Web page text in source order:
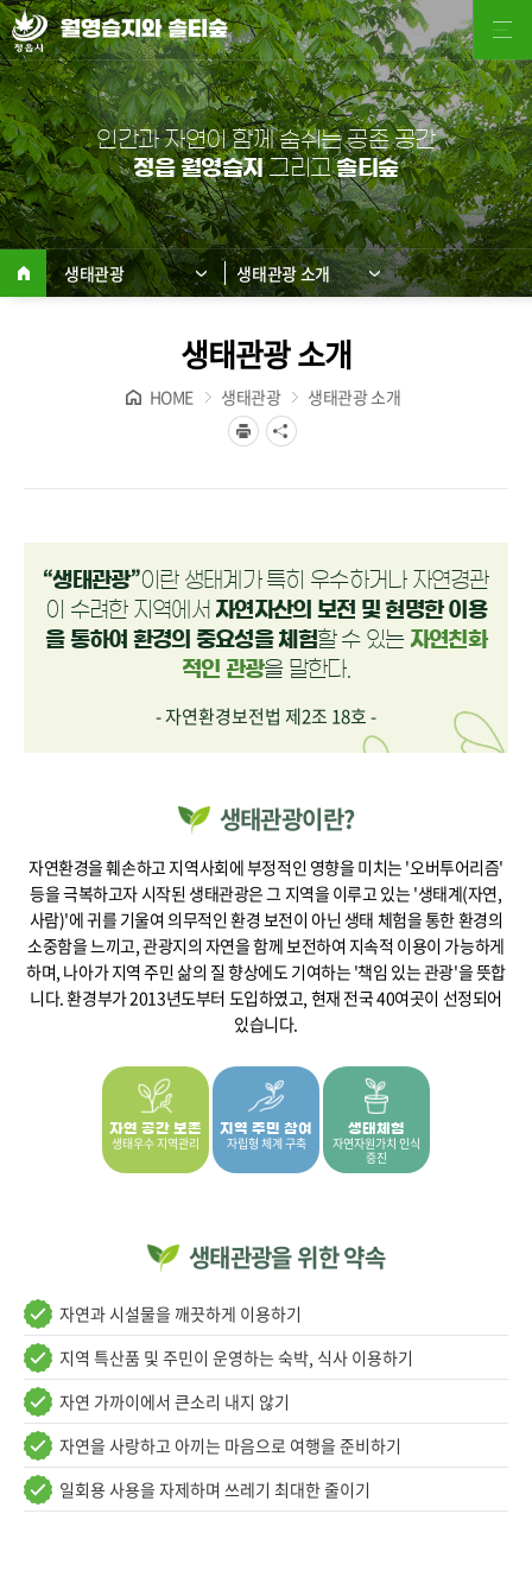
월영습지와 솔티숲
인간과 자연이 함께 숨쉬는 공존 공간
정읍 월영습지그리고솔티숲
생태관광 생태관광 소개
생태관광 소개
HOME 생태관광 생태관광 소개
“생태관광”이란 생태계가 특히 우수하거나 자연경관
이 수려한 지역에서 자연자산의 보전 및 현명한 이용
을 통하여 환경의 중요성을 체험할 수 있는 자연친화
적인 관광을 말한다.
- 자연환경보전법 제2조 18호 -
생태관광이란?
자연환경을 훼손하고 지역사회에 부정적인 영향을 미치는 '오버투어리즘'
등을 극복하고자 시작된 생태관광은 그 지역을 이루고 있는 '생태계(자연,
사람)'에 귀를 기울여 의무적인 환경 보전이 아닌 생태 체험을 통한 환경의
소중함을 느끼고, 관광지의 자연을 함께 보전하여 지속적 이용이 가능하게
하며, 나아가 지역 주민 삶의 질 향상에도 기여하는 '책임 있는 관광'을 뜻합
니다.환경부가 2013년도부터 도입하였고, 현재 전국 40여곳이 선정되어
있습니다.
자연 공간 보존
생태우수 지역관리
지역 주민 참여
자립형 체계 구축
생태체험
자연자원가치 인식
증진
생태관광을 위한 약속
자연과 시설물을 깨끗하게 이용하기
지역 특산품 및 주민이 운영하는 숙박, 식사 이용하기
자연 가까이에서 큰소리 내지 않기
자연을 사랑하고 아끼는 마음으로 여행을 준비하기
일회용 사용을 자제하며 쓰레기 최대한 줄이기